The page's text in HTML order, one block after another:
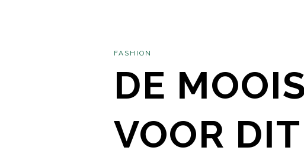
FASHION
DE
VOOR